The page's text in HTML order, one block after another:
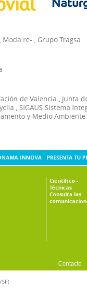
, Moda re- , Grupo Tragsa
de Valencia , Junta
, SIGAUS Sistema
y Medio Ambiente
INNOVA PRESENTA TU
Científico -
Técnicas
Consulta las
Contacto